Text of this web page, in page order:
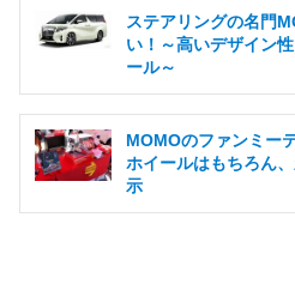
ステアリングの名門
い！～高いデザイン
ール～
MOMOのファンミー
ホイールはもちろん
示